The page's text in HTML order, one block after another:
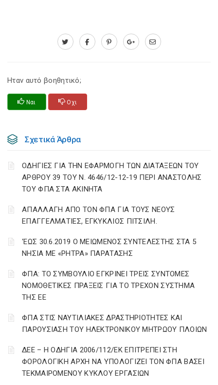
Ηταν αυτό βοηθητικό;
Ναι Οχι
Σχετικά Άρθρα
ΟΔΗΓΙΕΣ ΓΙΑ ΤΗΝ ΕΦΑΡΜΟΓΗ ΤΩΝ ΔΙΑΤΑΞΕΩΝ ΤΟΥ
ΑΡΘΡΟΥ 39 ΤΟΥ Ν. 4646/12-12-19 ΠΕΡΙ ΑΝΑΣΤΟΛΗΣ
ΤΟΥ ΦΠΑ ΣΤΑ ΑΚΙΝΗΤΑ
ΑΠΑΛΛΑΓΗ ΑΠΟ ΤΟΝ ΦΠΑ ΓΙΑ ΤΟΥΣ ΝΕΟΥΣ
ΕΠΑΓΓΕΛΜΑΤΙΕΣ, ΕΓΚΥΚΛΙΟΣ ΠΙΤΣΙΛΗ.
‘ΕΩΣ 30.6.2019 Ο ΜΕΙΩΜΕΝΟΣ ΣΥΝΤΕΛΕΣΤΗΣ ΣΤΑ 5
ΝΗΣΙΑ ΜΕ «ΡΗΤΡΑ» ΠΑΡΑΤΑΣΗΣ
ΦΠΑ: ΤΟ ΣΥΜΒΟΥΛΙΟ ΕΓΚΡΙΝΕΙ ΤΡΕΙΣ ΣΥΝΤΟΜΕΣ
ΝΟΜΟΘΕΤΙΚΕΣ ΠΡΑΞΕΙΣ ΓΙΑ ΤΟ ΤΡΕΧΟΝ ΣΥΣΤΗΜΑ
ΤΗΣ ΕΕ
ΦΠΑ ΣΤΙΣ ΝΑΥΤΙΛΙΑΚΕΣ ΔΡΑΣΤΗΡΙΟΤΗΤΕΣ ΚΑΙ
ΠΑΡΟΥΣΙΑΣΗ ΤΟΥ ΗΛΕΚΤΡΟΝΙΚΟΥ ΜΗΤΡΩΟΥ ΠΛΟΙΩΝ
ΔΕΕ – Η ΟΔΗΓΙΑ 2006/112/ΕΚ ΕΠΙΤΡΕΠΕΙ ΣΤΗ
ΦΟΡΟΛΟΓΙΚΗ ΑΡΧΗ ΝΑ ΥΠΟΛΟΓΙΖΕΙ ΤΟΝ ΦΠΑ ΒΑΣΕΙ
ΤΕΚΜΑΙΡΟΜΕΝΟΥ ΚΥΚΛΟΥ ΕΡΓΑΣΙΩΝ